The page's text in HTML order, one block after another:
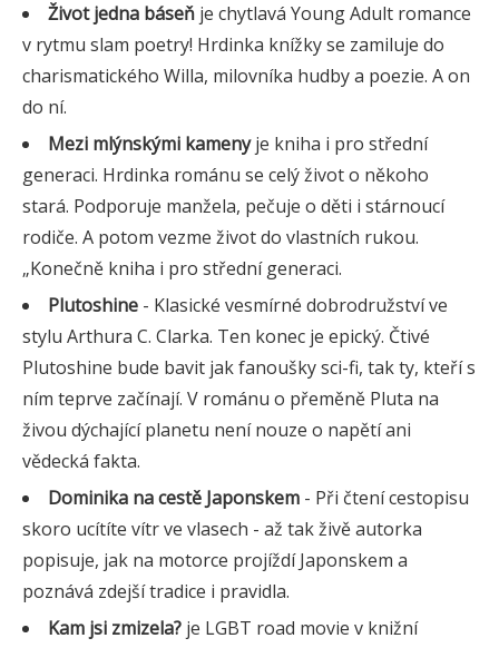
Život jedna báseň je chytlavá Young Adult romance
v rytmu slam poetry! Hrdinka knížky se zamiluje do
charismatického Willa, milovníka hudby a poezie. A on
do ní.
Mezi mlýnskými kamenyje kniha i pro střední
generaci. Hrdinka románu se celý život o někoho
stará. Podporuje manžela, pečuje o děti i stárnoucí
rodiče. A potom vezme život do vlastních rukou.
„Konečně kniha i pro střední generaci.
Plutoshine - Klasické vesmírné dobrodružství ve
stylu Arthura C. Clarka. Ten konec je epický. Čtivé
Plutoshine bude bavit jak fanoušky sci-fi, tak ty, kteří s
ním teprve začínají. V románu o přeměně Pluta na
živou dýchající planetu není nouze o napětí ani
vědecká fakta.
Dominika na cestě Japonskem - Při čtení cestopisu
skoro ucítíte vítr ve vlasech - až tak živě autorka
popisuje, jak na motorce projíždí Japonskem a
poznává zdejší tradice i pravidla.
Kam jsi zmizela? je LGBT road movie v knižní